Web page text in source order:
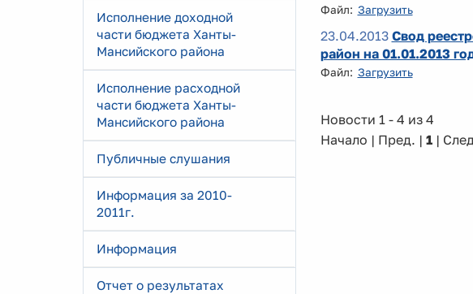
Исполнение доходной
части бюджета Ханты-
Мансийского района
Исполнение расходной
части бюджета Ханты-
Мансийского района
Публичные слушания
Информация за 2010-
2011г.
Информация
Отчет о результатах
Файл: Загрузить
23.04.2013 Свод
район на 01.01.2013
Файл: Загрузить
Новости 1 - 4 из 4
Начало | Пред. | 1|